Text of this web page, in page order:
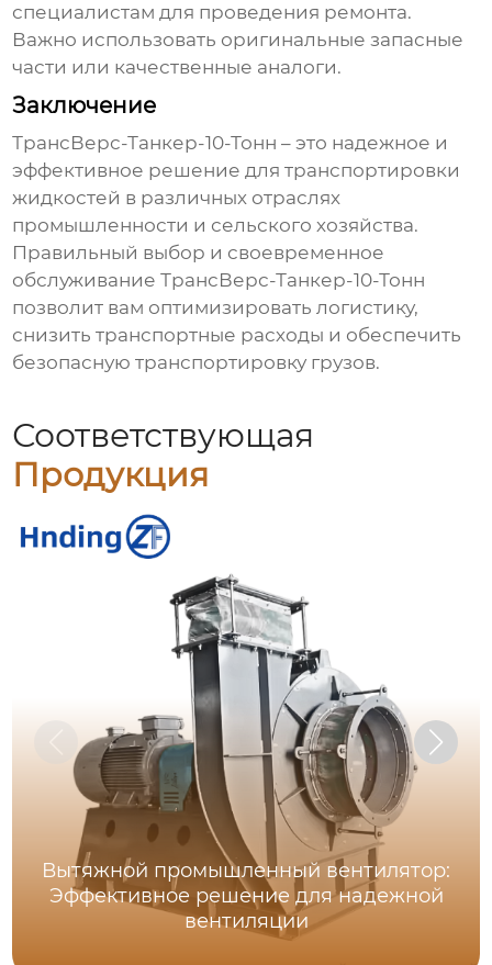
специалистам для проведения ремонта.
Важно использовать оригинальные запасные
части или качественные аналоги.
Заключение
ТрансВерс-Танкер-10-Тонн – это надежное и
эффективное решение для транспортировки
жидкостей в различных отраслях
промышленности и сельского хозяйства.
Правильный выбор и своевременное
обслуживаниеТрансВерс-Танкер-10-Тонн
позволит вам оптимизировать логистику,
снизить транспортные расходы и обеспечить
безопасную транспортировку грузов.
Соответствующая
Продукция
Вытяжной промышленный вентилятор:
Эффективное решение для надежной
вентиляции